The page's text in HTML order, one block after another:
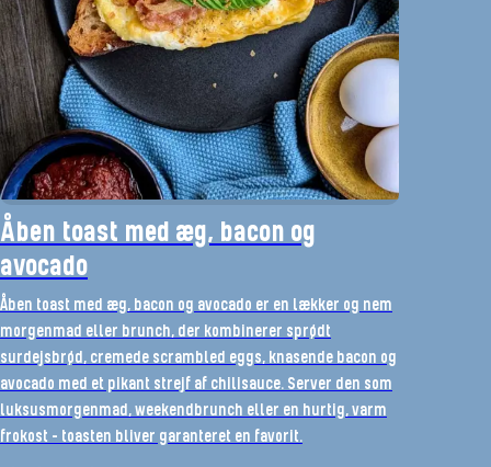
Åben toast med æg, bacon og
avocado
Åben toast med æg, bacon og avocado er en lækker og nem
morgenmad eller brunch, der kombinerer sprødt
surdejsbrød, cremede scrambled eggs, knasende bacon og
avocado med et pikant strejf af chilisauce. Server den som
luksusmorgenmad, weekendbrunch eller en hurtig, varm
frokost – toasten bliver garanteret en favorit.